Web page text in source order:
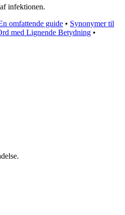
infektionen.
omfattende guide • Synonymer til
med Lignende Betydning •